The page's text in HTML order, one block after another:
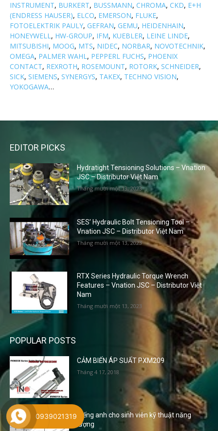
INSTRUMENT, BURKERT, BUSSMANN, CHROMA, CKD, E+H
(ENDRESS HAUSER), ELCO, EMERSON, FLUKE,
FOTOELEKTRIK PAULY, GEFRAN, GEMU, HEIDENHAIN,
HONEYWELL, HW-GROUP, IFM, KUEBLER, LEINE LINDE,
MITSUBISHI, MOOG, MTS, NIDEC, NORBAR, NOVOTECHNIK,
OMEGA, PALMER WAHL, PEPPERL FUCHS, PHOENIX
CONTACT, REXROTH, ROSEMOUNT, ROTORK, SCHNEIDER,
SICK, SIEMENS, SYNERGYS, TAKEX, TECHNO VISION,
YOKOGAWA…
EDITOR PICKS
Hydratight Tensioning Solutions – Vnation
JSC – Distributor Việt Nam
Tháng mười một 13, 2023
SES’ Hydraulic Bolt Tensioning Tool –
Vnation JSC – Distributor Việt Nam
Tháng mười một 13, 2023
RTX Series Hydraulic Torque Wrench
Features – Vnation JSC – Distributor Việt
Nam
Tháng mười một 13, 2023
POPULAR POSTS
CẢM BIẾN ÁP SUẤT PXM209
Tháng 4 17, 2018
Tiếng anh cho sinh viên kỹ thuật năng
lượng
0939021319